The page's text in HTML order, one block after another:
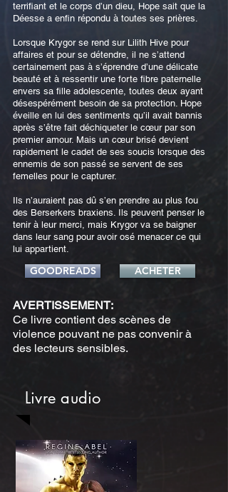
terrifiant et le corps d’un dieu, Hope sait que la
Déesse a enfin répondu à toutes ses prières.
Lorsque Krygor se rend sur Lilith Hive pour
affaires et pour se détendre, il ne s’attend
certainement pas à s’éprendre d’une délicate
beauté et à ressentir une forte fibre paternelle
envers sa fille adolescente, toutes deux ayant
désespérément besoin de sa protection. Hope
éveille en lui des sentiments qu’il avait bannis
après s’être fait déchiqueter le cœur par son
premier amour. Mais un cœur brisé devient
rapidement le cadet de ses soucis lorsque des
ennemis de son passé se servent de ses
femelles pour le capturer.
Ils n’auraient pas dû s’en prendre au plus fou
des Berserkers braxiens. Ils peuvent penser le
tenir à leur merci, mais Krygor va se baigner
dans leur sang pour avoir osé menacer ce qui
lui appartient.
GOODREADS ACHETER
AVERTISSEMENT:
Ce livre contient des scènes de
violence pouvant ne pas convenir à
des lecteurs sensibles.
Livre audio